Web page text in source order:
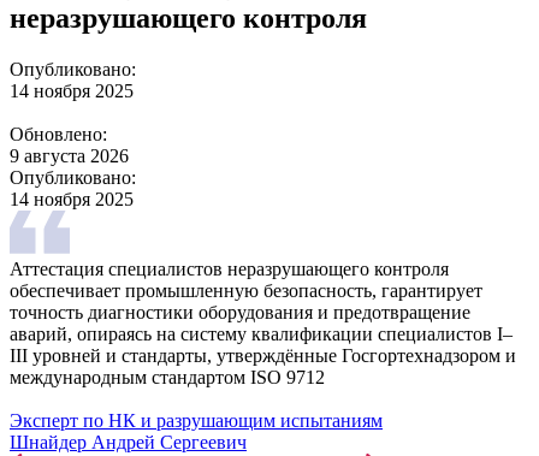
неразрушающего контроля
Опубликовано:
14 ноября 2025
Обновлено:
9 августа 2026
Опубликовано:
14 ноября 2025
Аттестация специалистов неразрушающего контроля
обеспечивает промышленную безопасность, гарантирует
точность диагностики оборудования и предотвращение
аварий, опираясь на систему квалификации специалистов I–
III уровней и стандарты, утверждённые Госгортехнадзором и
международным стандартом ISO 9712
Эксперт по НК и разрушающим испытаниям
Шнайдер Андрей Сергеевич